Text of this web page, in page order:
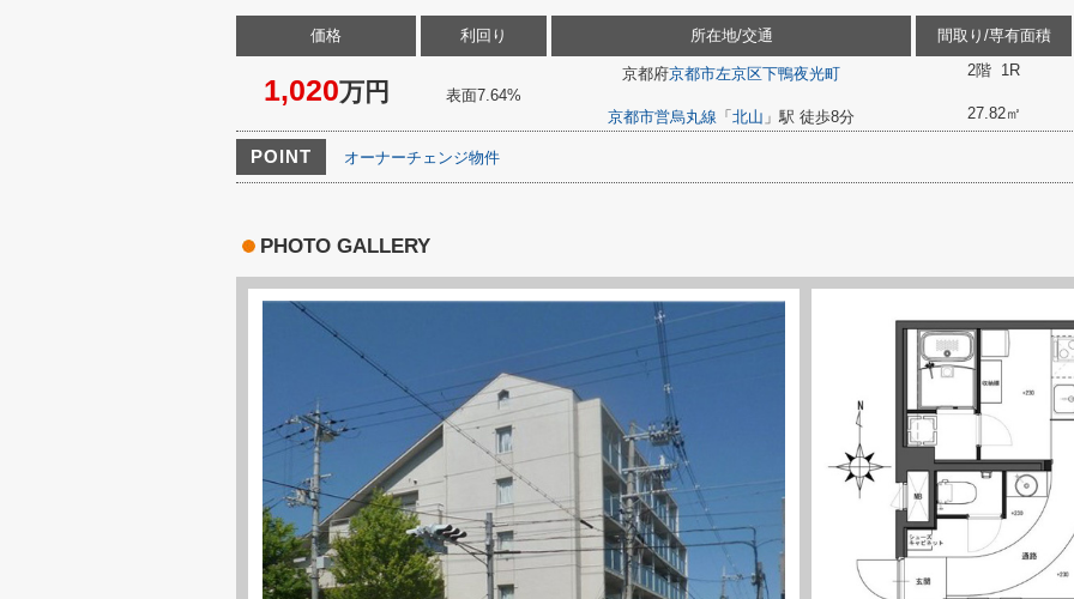
価格
1,020万円
利回り
表面7.64%
所在地/交通
京都府京都市左京区下鴨夜光町
京都市営烏丸線 「 北山 」駅 徒歩8分
間取り/専有面積
2階 1R
27.82㎡
POINT オーナーチェンジ物件
PHOTO GALLERY